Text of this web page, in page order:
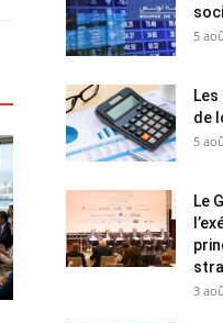
5
de
5
Le
3